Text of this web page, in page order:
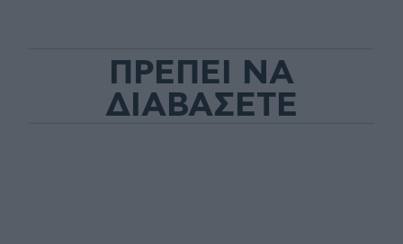
ΠΡΕΠΕΙ ΝΑ
ΔΙΑΒΑΣΕΤΕ